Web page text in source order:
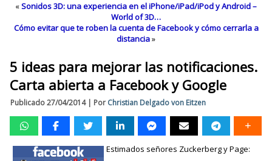
«Sonidos 3D: una experiencia en el iPhone/iPad/iPod y Android –
World of 3D…
Cómo evitar que te roben la cuenta de Facebook y cómo cerrarla a
distancia»
5 ideas para mejorar las notificaciones.
Carta abierta a Facebook y Google
Publicado 27/04/2014| Por Christian Delgado von Eitzen
Estimados señores Zuckerberg y Page: